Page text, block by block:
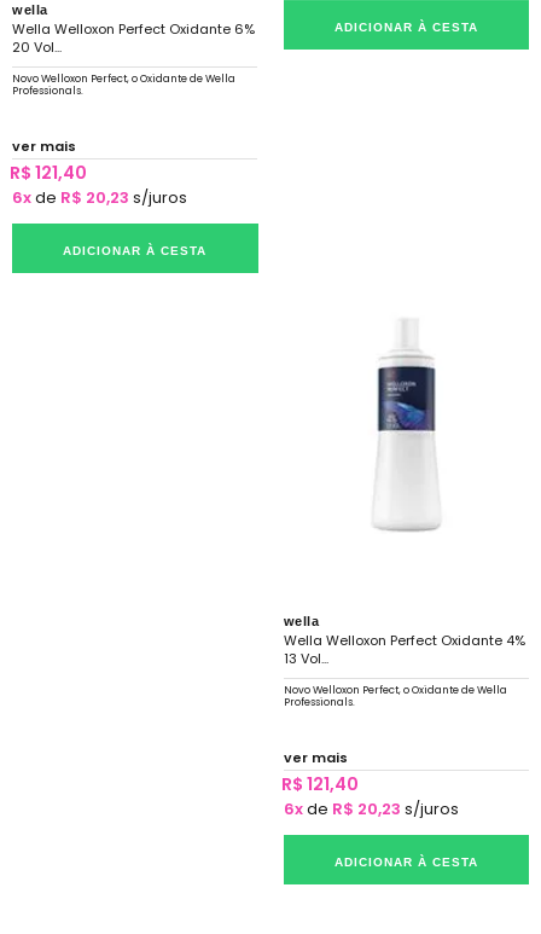
wella
Wella Welloxon Perfect Oxidante 6%
20 Vol...
Novo Welloxon Perfect, o Oxidante de Wella
Professionals.
ver mais
R$ 121,40
6xde R$ 20,23 s/juros
ADICIONAR À CESTA
ADICIONAR À CESTA
wella
Wella Welloxon Perfect Oxidante 4%
13 Vol...
Novo Welloxon Perfect, o Oxidante de Wella
Professionals.
ver mais
R$ 121,40
6xde R$ 20,23 s/juros
ADICIONAR À CESTA